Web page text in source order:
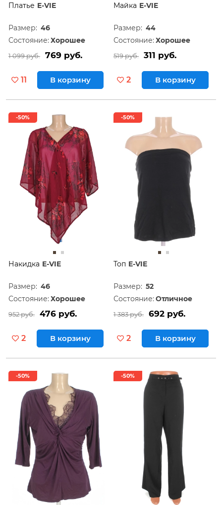
Платье E-VIE
Размер: 46
Состояние: Хорошее
1 099 руб. 769 руб.
11 В корзину
Майка E-VIE
Размер: 44
Состояние: Хорошее
519 руб. 311 руб.
2 В корзину
-50%
Накидка E-VIE
Размер: 46
Состояние: Хорошее
952 руб. 476 руб.
2 В корзину
-50%
Топ E-VIE
Размер: 52
Состояние: Отличное
1 383 руб. 692 руб.
2 В корзину
-50% -50%